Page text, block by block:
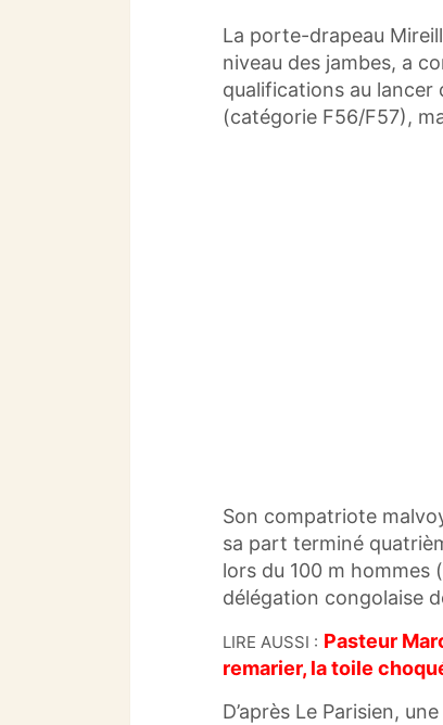
La porte-drapeau
niveau des jambes, a
qualifications au lancer
(catégorie F56/F57),
Son compatriote
sa part terminé
lors du 100 m hommes
délégation congolaise
LIRE AUSSI : Pasteur
remarier, la toile
D’après Le Parisien,